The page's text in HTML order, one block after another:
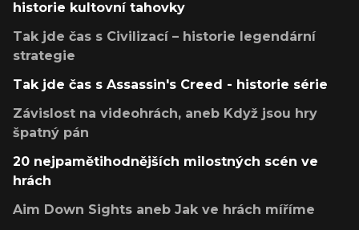
historie kultovní tahovky
Tak jde čas s Civilizací – historie legendární
strategie
Tak jde čas s Assassin's Creed - historie série
Závislost na videohrách, aneb Když jsou hry
špatný pán
20 nejpamětihodnějších milostných scén ve
hrách
Aim Down Sights aneb Jak ve hrách míříme